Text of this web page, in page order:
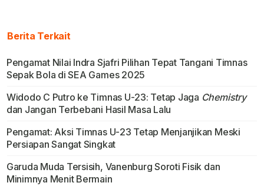
Berita Terkait
Pengamat Nilai Indra Sjafri Pilihan Tepat Tangani Timnas
Sepak Bola di SEA Games 2025
Widodo C Putro ke Timnas U-23: Tetap Jaga Chemistry
dan Jangan Terbebani Hasil Masa Lalu
Pengamat: Aksi Timnas U-23 Tetap Menjanjikan Meski
Persiapan Sangat Singkat
Garuda Muda Tersisih, Vanenburg Soroti Fisik dan
Minimnya Menit Bermain